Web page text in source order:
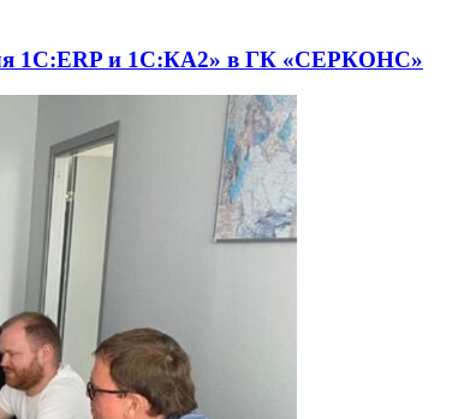
1С:ERP и 1С:КА2» в ГК «СЕРКОНС»